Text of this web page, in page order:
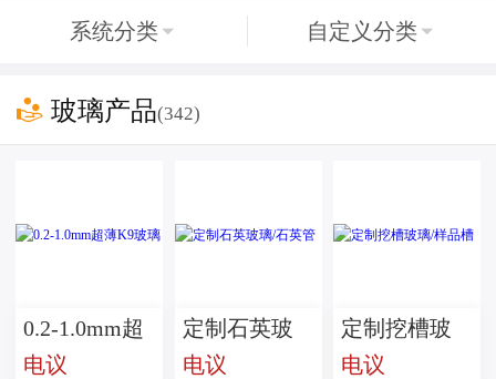
系统分类  自定义分类 
 玻璃产品(342)
0.2-1.0mm超
薄K9玻璃
电议
定制石英玻
璃/石英管
电议
定制挖槽玻
璃/样品槽
电议